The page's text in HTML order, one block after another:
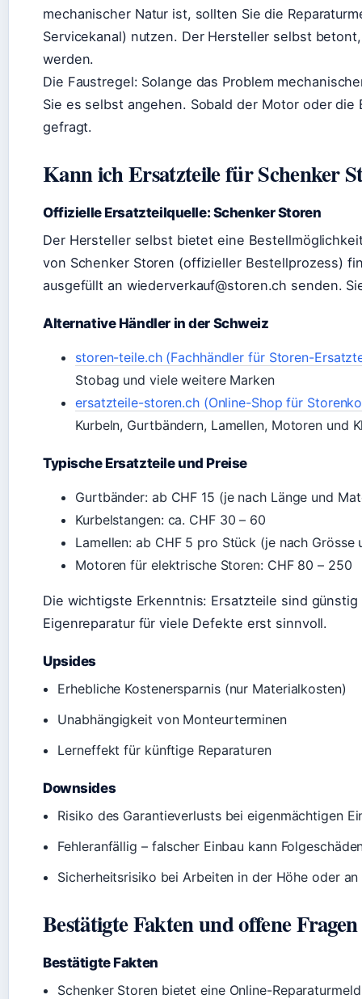
mechanischer Natur ist, sollten Sie die
Servicekanal) nutzen. Der Hersteller selbst
werden.
Die Faustregel: Solange das Problem
Sie es selbst angehen. Sobald der Motor oder
gefragt.
Kann ich Ersatzteile für Schenker
Offizielle Ersatzteilquelle: Schenker Storen
Der Hersteller selbst bietet eine
von Schenker Storen (offizieller Bestellprozess)
ausgefüllt an wiederverkauf@storen.ch senden.
Alternative Händler in der Schweiz
storen-teile.ch (Fachhändler für Storen-
Stobag und viele weitere Marken
ersatzteile-storen.ch (Online-Shop für
Kurbeln, Gurtbändern, Lamellen, Motoren und
Typische Ersatzteile und Preise
Gurtbänder: ab CHF 15 (je nach Länge und
Kurbelstangen: ca. CHF 30 – 60
Lamellen: ab CHF 5 pro Stück (je nach Grösse
Motoren für elektrische Storen: CHF 80 – 250
Die wichtigste Erkenntnis: Ersatzteile sind
Eigenreparatur für viele Defekte erst sinnvoll.
Upsides
Erhebliche Kostenersparnis (nur Materialkosten)
Unabhängigkeit von Monteurterminen
Lerneffekt für künftige Reparaturen
Downsides
Risiko des Garantieverlusts bei eigenmächtigen
Fehleranfällig – falscher Einbau kann
Sicherheitsrisiko bei Arbeiten in der Höhe oder
Bestätigte Fakten und offene Fragen
Bestätigte Fakten
Schenker Storen bietet eine Online-